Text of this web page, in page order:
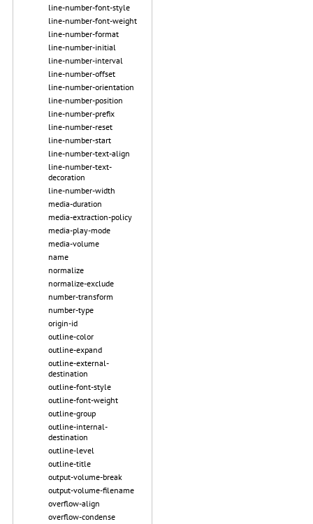
line-number-font-style
line-number-font-weight
line-number-format
line-number-initial
line-number-interval
line-number-offset
line-number-orientation
line-number-position
line-number-prefix
line-number-reset
line-number-start
line-number-text-align
line-number-text-
decoration
line-number-width
media-duration
media-extraction-policy
media-play-mode
media-volume
name
normalize
normalize-exclude
number-transform
number-type
origin-id
outline-color
outline-expand
outline-external-
destination
outline-font-style
outline-font-weight
outline-group
outline-internal-
destination
outline-level
outline-title
output-volume-break
output-volume-filename
overflow-align
overflow-condense